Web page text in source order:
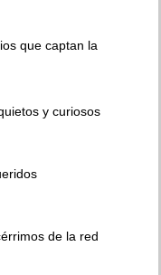
que captan la
y curiosos
de la red